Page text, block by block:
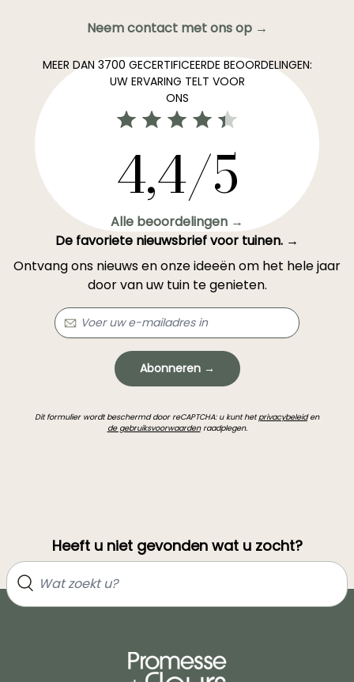
Neem contact met ons op →
MEER DAN 3700 GECERTIFICEERDE BEOORDELINGEN:
UW ERVARING TELT VOOR
ONS
4,4/5
Alle beoordelingen →
De favoriete nieuwsbrief voor tuinen. →
Ontvang ons nieuws en onze ideeën om het hele jaar
door van uw tuin te genieten.
Abonneren →
Dit formulier wordt beschermd door reCAPTCHA: u kunt hetprivacybeleiden
de gebruiksvoorwaardenraadplegen.
Heeft u niet gevonden wat u zocht?